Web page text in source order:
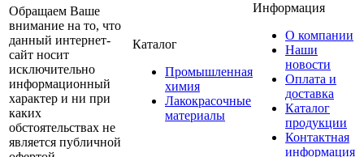
Обращаем Ваше
внимание на то, что
данный интернет-
сайт носит
исключительно
информационный
характер и ни при
каких
обстоятельствах не
является публичной
Каталог
Промышленная
химия
Лакокрасочные
материалы
Информация
О компании
Наши
новости
Оплата и
доставка
Каталог
продукции
Контактная
информация